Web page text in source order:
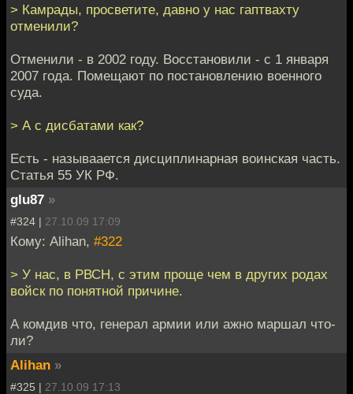
> Камрады, просветите, давно у нас гаптвахту
отменили?
Отменили - в 2002 году. Восстановили - с 1 января
2007 года. Помещают по постановлению военного
суда.
> А с дисбатами как?
Есть - называается дисциплинарная воинская часть.
Статья 55 УК РФ.
glu87 »
#324 | 27.10.09 17:09
Кому: Alihan, #322
> У нас, в РВСН, с этим проще чем в других родах
войск по понятной причине.
А комдив что, генерал армии или ажно маршал что-
ли?
Alihan »
#325 | 27.10.09 17:13